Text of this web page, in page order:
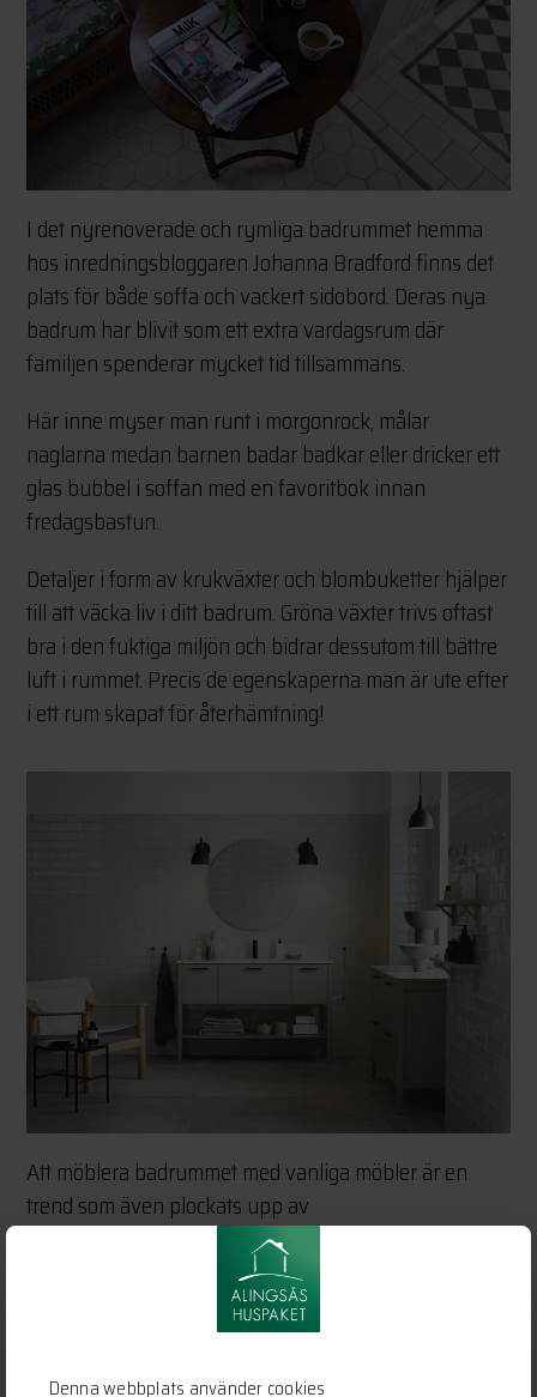
Denna webbplats använder cookies
I det nyrenoverade och rymliga badrummet hemma
hos inredningsbloggaren Johanna Bradford finns det
plats för både soffa och vackert sidobord. Deras nya
badrum har blivit som ett extra vardagsrum där
familjen spenderar mycket tid tillsammans.
Här inne myser man runt i morgonrock, målar
naglarna medan barnen badar badkar eller dricker ett
glas bubbel i soffan med en favoritbok innan
fredagsbastun.
Detaljer i form av krukväxter och blombuketter hjälper
till att väcka liv i ditt badrum. Gröna växter trivs oftast
bra i den fuktiga miljön och bidrar dessutom till bättre
luft i rummet. Precis de egenskaperna man är ute efter
i ett rum skapat för återhämtning!
Att möblera badrummet med vanliga möbler är en
trend som även plockats upp av
badrumsleverantörerna. Vi har börjat se fler
badrumskommoder som designas med tydligare
möbelkänsla och som påminner mycket om byråer
och sidobord. Uttrycket gör att badrummet känns mer
ombonat och bidrar med en trygg hemmakänsla.